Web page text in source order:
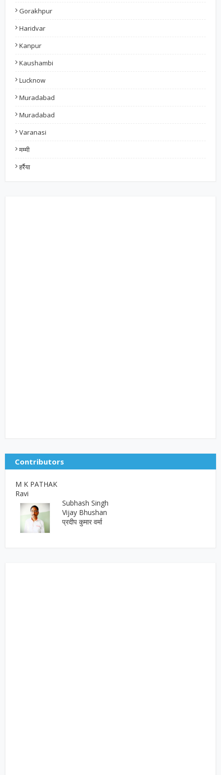
Gorakhpur
Haridvar
Kanpur
Kaushambi
Lucknow
Muradabad
Muradabad
Varanasi
मम्मी
हर्रैया
Contributors
M K PATHAK
Ravi
Subhash Singh
Vijay Bhushan
प्रदीप कुमार वर्मा